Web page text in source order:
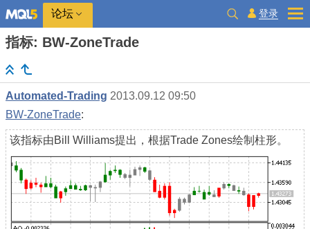
论坛 登录
指标: BW-ZoneTrade
Automated-Trading 2013.09.12 09:50
BW-ZoneTrade:
该指标由Bill Williams提出，根据Trade Zones绘制柱形。